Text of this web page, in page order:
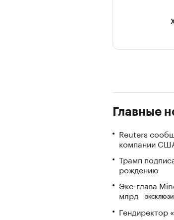
Главные
Reuters
компании
Трамп
рождению
Экс-глава
млрд
Гендиректор